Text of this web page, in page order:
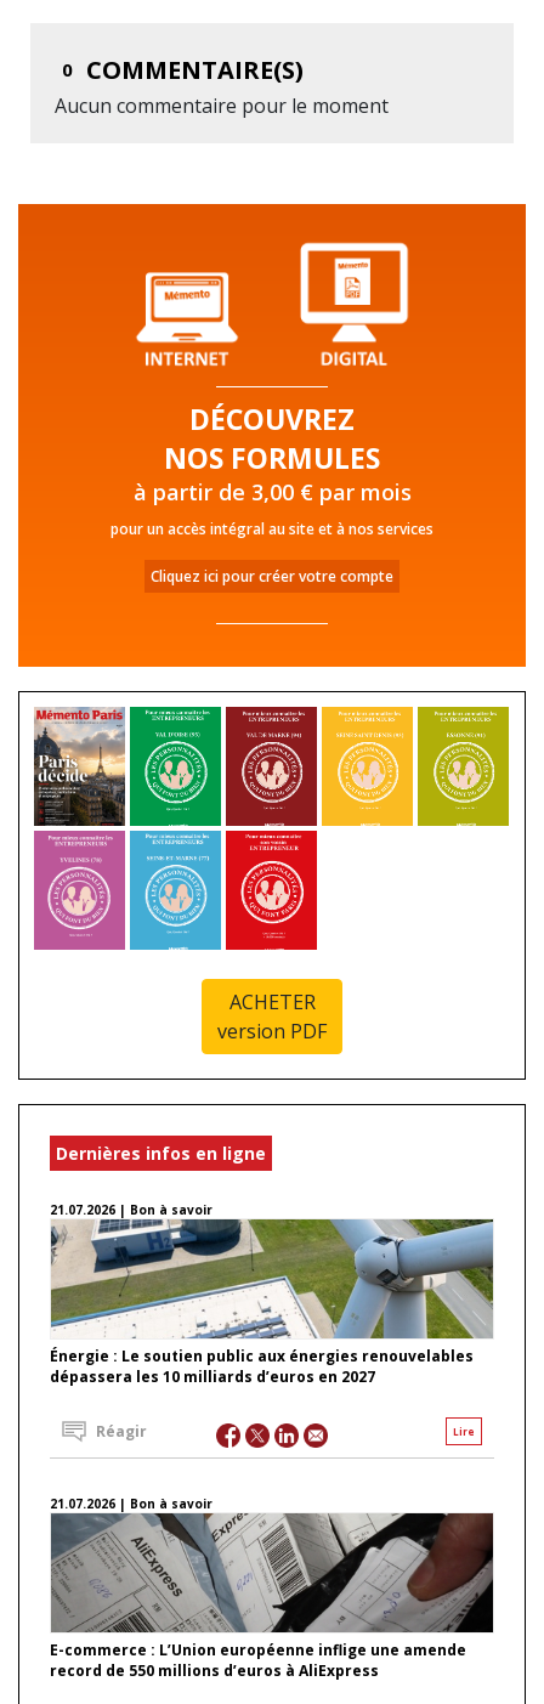
0 COMMENTAIRE(S)
Aucun commentaire pour le moment
DÉCOUVREZ
NOS FORMULES
à partir de 3,00 € par mois
pour un accès intégral au site et à nos services
Cliquez ici pour créer votre compte
ACHETER
version PDF
Dernières infos en ligne
21.07.2026 | Bon à savoir
Énergie : Le soutien public aux énergies renouvelables
dépassera les 10 milliards d’euros en 2027
Lire
Réagir
21.07.2026 | Bon à savoir
E-commerce : L’Union européenne inflige une amende
record de 550 millions d’euros à AliExpress